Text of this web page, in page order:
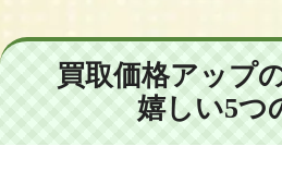
買取価格アップ
嬉しい5つ